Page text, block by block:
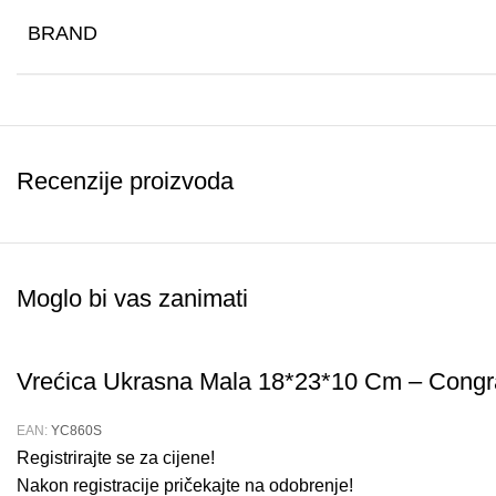
BRAND
Recenzije proizvoda
Moglo bi vas zanimati
Vrećica Ukrasna Mala 18*23*10 Cm –
EAN: YC860S
Registrirajte se za cijene!
Nakon registracije pričekajte na odobrenje!